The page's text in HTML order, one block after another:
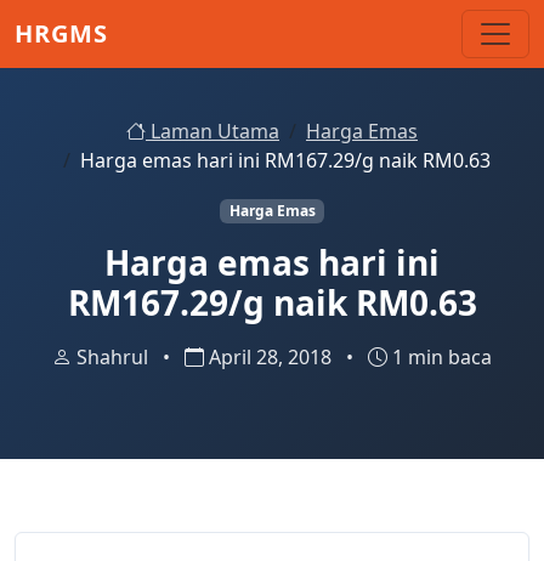
HRGMS
Laman Utama
Harga Emas
Harga emas hari ini RM167.29/g naik RM0.63
Harga Emas
Harga emas hari ini
RM167.29/g naik RM0.63
Shahrul • April 28, 2018 • 1 min baca